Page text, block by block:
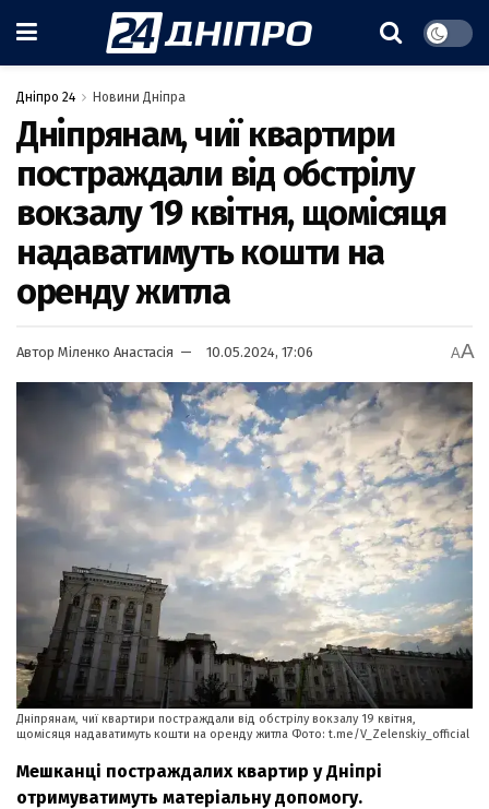
Дніпро 24 Новини Дніпра
Дніпрянам, чиї квартири
постраждали від обстрілу
вокзалу 19 квітня, щомісяця
надаватимуть кошти на
оренду житла
Автор Міленко Анастасія 10.05.2024, 17:06 AA
Дніпрянам, чиї квартири постраждали від обстрілу вокзалу 19 квітня,
щомісяця надаватимуть кошти на оренду житла Фото: t.me/V_Zelenskiy_official
Мешканці постраждалих квартир у Дніпрі
отримуватимуть матеріальну допомогу.